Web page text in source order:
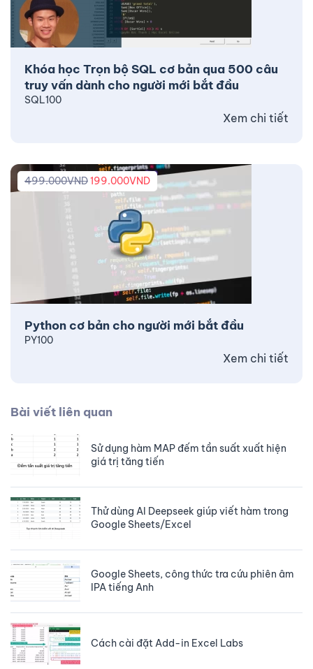
Khóa học Trọn bộ SQL cơ bản qua 500 câu
truy vấn dành cho người mới bắt đầu
SQL100
Xem chi tiết
Python cơ bản cho người mới bắt đầu
499.000VND199.000VND
PY100
Xem chi tiết
Bài viết liên quan
Sử dụng hàm MAP đếm tần suất xuất hiện
giá trị tăng tiến
Thử dùng AI Deepseek giúp viết hàm trong
Google Sheets/Excel
Google Sheets, công thức tra cứu phiên âm
IPA tiếng Anh
Cách cài đặt Add-in Excel Labs